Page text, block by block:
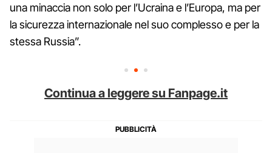
una minaccia non solo per l’Ucraina e l’Europa, ma per
la sicurezza internazionale nel suo complesso e per la
stessa Russia”.
Continua a leggere su Fanpage.it